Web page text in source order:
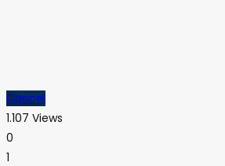
Cancel
1.107 Views
0
1